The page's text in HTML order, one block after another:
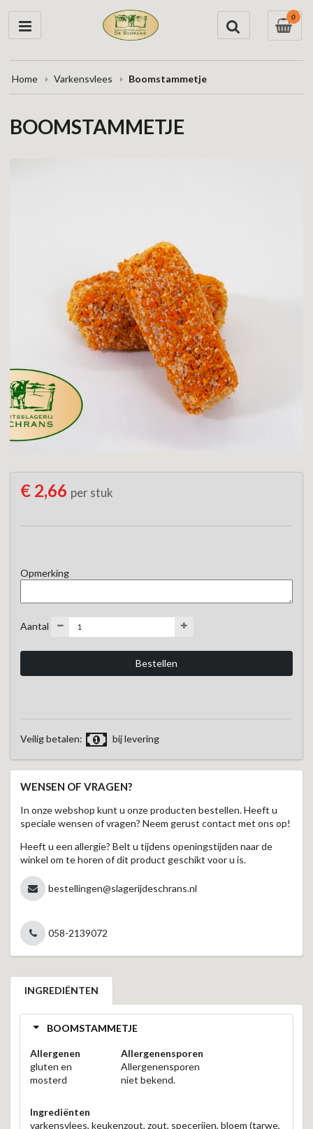
0
Home Varkensvlees Boomstammetje
BOOMSTAMMETJE
€ 2,66 per stuk
Opmerking
Aantal
Veilig betalen: bij levering
WENSEN OF VRAGEN?
In onze webshop kunt u onze producten bestellen. Heeft u
speciale wensen of vragen? Neem gerust contact met ons op!
Heeft u een allergie? Belt u tijdens openingstijden naar de
winkel om te horen of dit product geschikt voor u is.
bestellingen@slagerijdeschrans.nl
058-2139072
INGREDIËNTEN
BOOMSTAMMETJE
Allergenen
gluten en
mosterd
Allergenensporen
Allergenensporen
niet bekend.
Ingrediënten
varkensvlees, keukenzout, zout, specerijen, bloem (tarwe,